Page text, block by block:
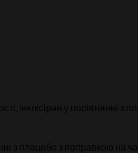
інклісіран у порівнянні з
з плацебо з поправкою на